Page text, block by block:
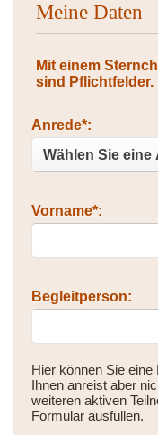
Meine Daten
Mit einem
sind
Anrede*:
Vorname*:
Begleitperson:
Hier können Sie
Ihnen anreist aber
weiteren aktiven
Formular ausfüllen.